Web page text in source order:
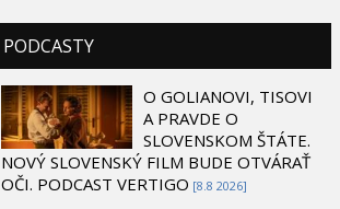
PODCASTY
O GOLIANOVI, TISOVI
A PRAVDE O
SLOVENSKOM ŠTÁTE.
NOVÝ SLOVENSKÝ FILM BUDE OTVÁRAŤ
OČI. PODCAST VERTIGO [8.8 2026]